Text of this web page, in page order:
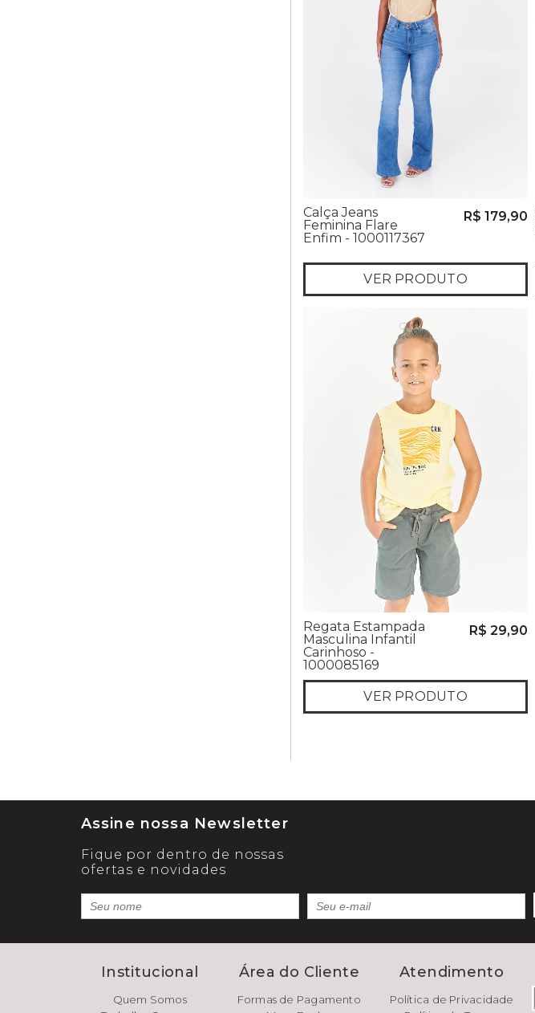
Calça Jeans
Feminina Flare
Enfim - 1000117367
R$ 179,90
VER PRODUTO
Regata Estampada
Masculina Infantil
Carinhoso -
1000085169
R$ 29,90
VER PRODUTO
Assine nossa Newsletter
Fique por dentro de nossas
ofertas e novidades
Institucional
Quem Somos
Área do Cliente
Formas de Pagamento
Atendimento
Política de Privacidade